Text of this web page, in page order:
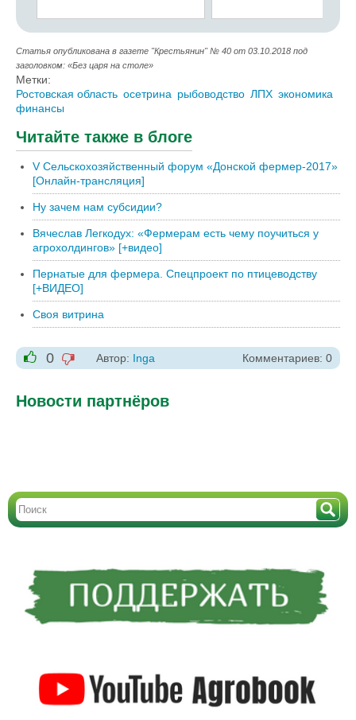
Статья опубликована в газете "Крестьянин" № 40 от 03.10.2018 под
заголовком: «Без царя на столе»
Метки:
Ростовская область осетрина рыбоводство ЛПХ экономика
финансы
Читайте также в блоге
V Сельскохозяйственный форум «Донской фермер-2017»
[Онлайн-трансляция]
Ну зачем нам субсидии?
Вячеслав Легкодух: «Фермерам есть чему поучиться у
агрохолдингов» [+видео]
Пернатые для фермера. Спецпроект по птицеводству
[+ВИДЕО]
Своя витрина
+1
0
-1
Автор: Inga Комментариев: 0
Новости партнёров